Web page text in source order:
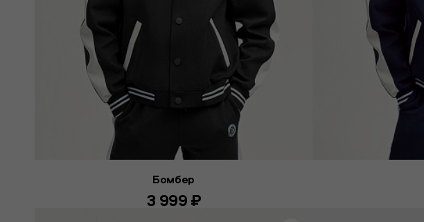
Бомбер
3 999 ₽